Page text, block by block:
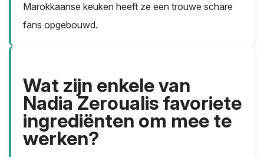
Marokkaanse keuken heeft ze een trouwe schare
fans opgebouwd.
Wat zijn enkele van
Nadia Zeroualis favoriete
ingrediënten om mee te
werken?